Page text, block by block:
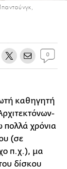
0
καθηγητή
χρόνια
(σε
π.χ.), μα
δίσκου